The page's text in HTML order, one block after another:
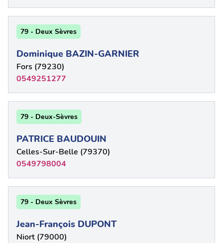
79 - Deux Sèvres
Dominique BAZIN-GARNIER
Fors (79230)
0549251277
79 - Deux-Sèvres
PATRICE BAUDOUIN
Celles-Sur-Belle (79370)
0549798004
79 - Deux Sèvres
Jean-François DUPONT
Niort (79000)